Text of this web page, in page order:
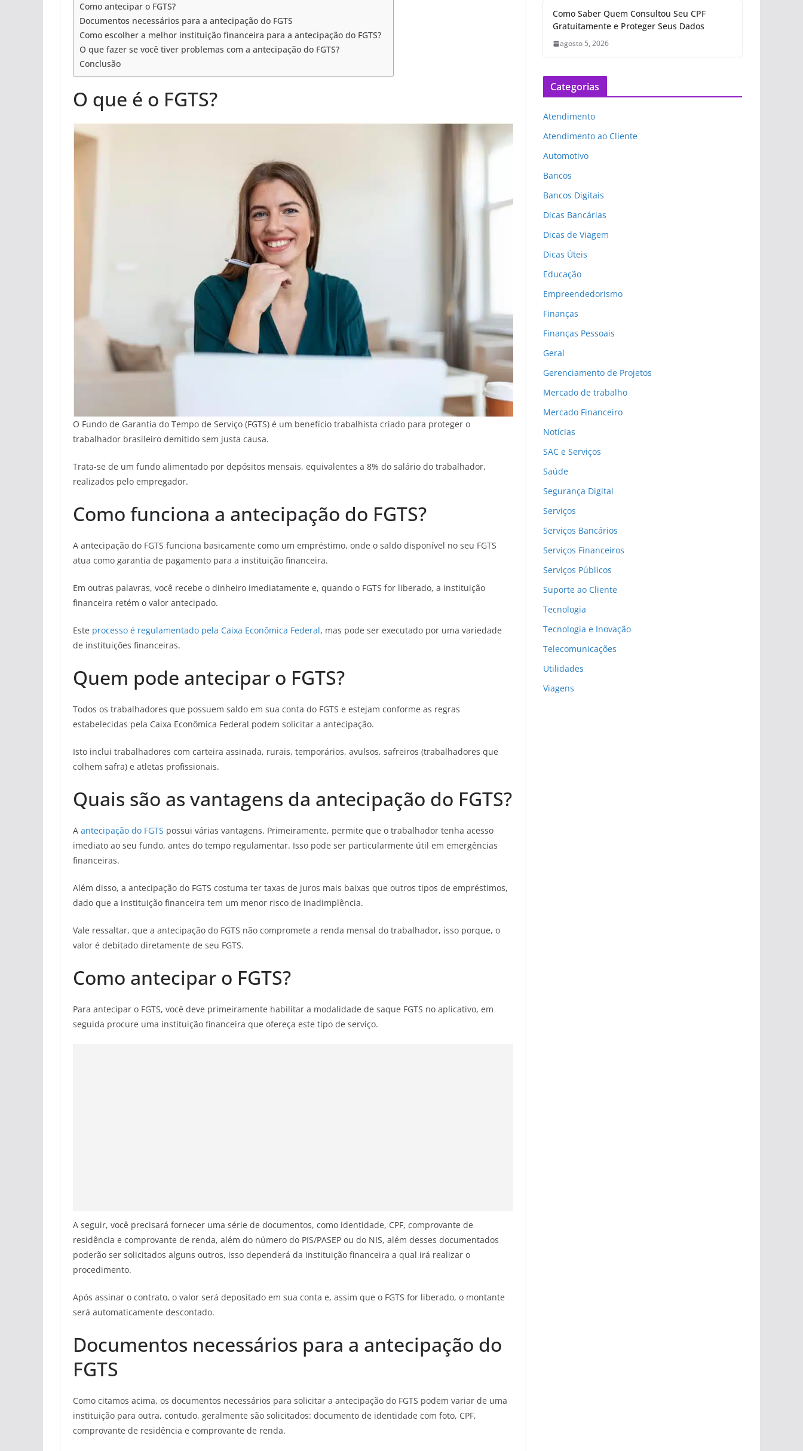
Como antecipar o FGTS?
Documentos necessários para a antecipação do FGTS
Como escolher a melhor instituição financeira para a antecipação do FGTS?
O que fazer se você tiver problemas com a antecipação do FGTS?
Conclusão
O que é o FGTS?
O Fundo de Garantia do Tempo de Serviço (FGTS) é um benefício trabalhista criado para proteger o
trabalhador brasileiro demitido sem justa causa.
Trata-se de um fundo alimentado por depósitos mensais, equivalentes a 8% do salário do trabalhador,
realizados pelo empregador.
Como funciona a antecipação do FGTS?
A antecipação do FGTS funciona basicamente como um empréstimo, onde o saldo disponível no seu FGTS
atua como garantia de pagamento para a instituição financeira.
Em outras palavras, você recebe o dinheiro imediatamente e, quando o FGTS for liberado, a instituição
financeira retém o valor antecipado.
Este processo é regulamentado pela Caixa Econômica Federal, mas pode ser executado por uma variedade
de instituições financeiras.
Quem pode antecipar o FGTS?
Todos os trabalhadores que possuem saldo em sua conta do FGTS e estejam conforme as regras
estabelecidas pela Caixa Econômica Federal podem solicitar a antecipação.
Isto inclui trabalhadores com carteira assinada, rurais, temporários, avulsos, safreiros (trabalhadores que
colhem safra) e atletas profissionais.
Quais são as vantagens da antecipação do FGTS?
A antecipação do FGTS possui várias vantagens. Primeiramente, permite que o trabalhador tenha acesso
imediato ao seu fundo, antes do tempo regulamentar. Isso pode ser particularmente útil em emergências
financeiras.
Além disso, a antecipação do FGTS costuma ter taxas de juros mais baixas que outros tipos de empréstimos,
dado que a instituição financeira tem um menor risco de inadimplência.
Vale ressaltar, que a antecipação do FGTS não compromete a renda mensal do trabalhador, isso porque, o
valor é debitado diretamente de seu FGTS.
Como antecipar o FGTS?
Para antecipar o FGTS, você deve primeiramente habilitar a modalidade de saque FGTS no aplicativo, em
seguida procure uma instituição financeira que ofereça este tipo de serviço.
A seguir, você precisará fornecer uma série de documentos, como identidade, CPF, comprovante de
residência e comprovante de renda, além do número do PIS/PASEP ou do NIS, além desses documentados
poderão ser solicitados alguns outros, isso dependerá da instituição financeira a qual irá realizar o
procedimento.
Após assinar o contrato, o valor será depositado em sua conta e, assim que o FGTS for liberado, o montante
será automaticamente descontado.
Documentos necessários para a antecipação do
FGTS
Como citamos acima, os documentos necessários para solicitar a antecipação do FGTS podem variar de uma
instituição para outra, contudo, geralmente são solicitados: documento de identidade com foto, CPF,
comprovante de residência e comprovante de renda.
Como Saber Quem Consultou Seu CPF
Gratuitamente e Proteger Seus Dados
agosto 5, 2026
Categorias
Atendimento
Atendimento ao Cliente
Automotivo
Bancos
Bancos Digitais
Dicas Bancárias
Dicas de Viagem
Dicas Úteis
Educação
Empreendedorismo
Finanças
Finanças Pessoais
Geral
Gerenciamento de Projetos
Mercado de trabalho
Mercado Financeiro
Notícias
SAC e Serviços
Saúde
Segurança Digital
Serviços
Serviços Bancários
Serviços Financeiros
Serviços Públicos
Suporte ao Cliente
Tecnologia
Tecnologia e Inovação
Telecomunicações
Utilidades
Viagens